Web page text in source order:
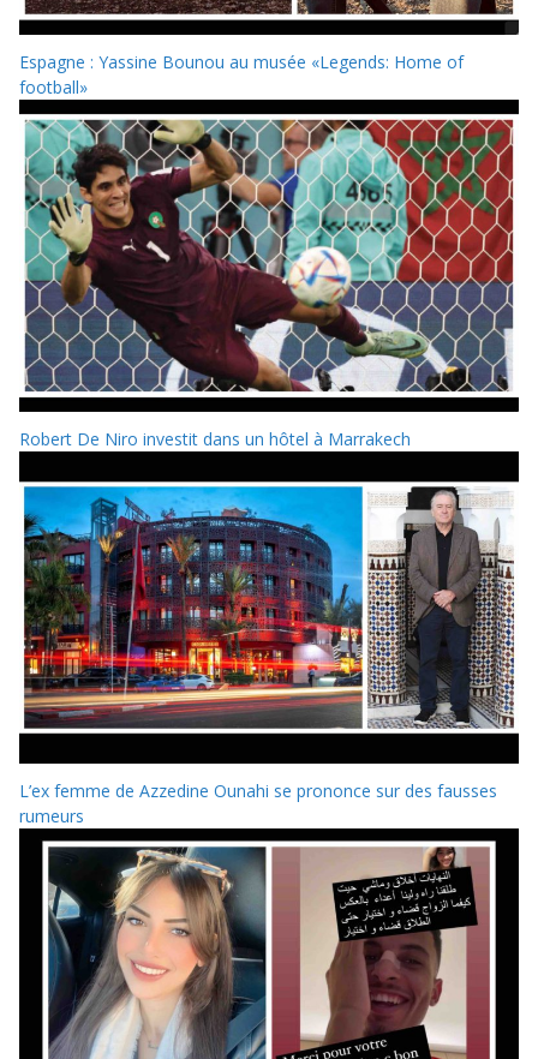
Espagne : Yassine Bounou au musée «Legends: Home of
football»
Robert De Niro investit dans un hôtel à Marrakech
L’ex femme de Azzedine Ounahi se prononce sur des fausses
rumeurs